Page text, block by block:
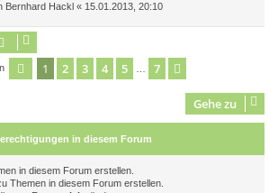
Bernhard Hackl « 15.01.2013, 20:10
Seite 1von
1 2 3 4 5 7
Gehe zu
in diesem Forum
in diesem Forum erstellen.
Themen in diesem Forum erstellen.